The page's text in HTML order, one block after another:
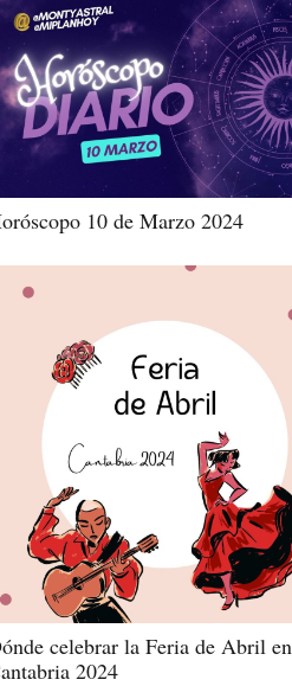
10 de Marzo 2024
celebrar la Feria de Abril en
2024